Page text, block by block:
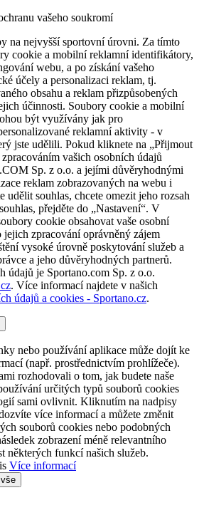
vašeho soukromí
na nejvyšší sportovní úrovni. Za tímto
cookie a mobilní reklamní identifikátory,
webu, a po získání vašeho
účely a personalizaci reklam, tj.
obsahu a reklam přizpůsobených
účinnosti. Soubory cookie a mobilní
být využívány jak pro
reklamní aktivity - v
jste udělili. Pokud kliknete na „Přijmout
vašich osobních údajů
Sp. z o.o. a jejími důvěryhodnými
reklam zobrazovaných na webu i
udělit souhlas, chcete omezit jeho rozsah
přejděte do „Nastavení“. V
cookie obsahovat vaše osobní
jejich zpracování oprávněný zájem
vysoké úrovně poskytování služeb a
a jeho důvěryhodných partnerů.
údajů je Sportano.com Sp. z o.o.
. Více informací najdete v našich
údajů a cookies - Sportano.cz.
nebo používání aplikace může dojít ke
(např. prostřednictvím prohlížeče).
rozhodovali o tom, jak budete naše
určitých typů souborů cookies
sami ovlivnit. Kliknutím na nadpisy
více informací a můžete změnit
souborů cookies nebo podobných
zobrazení méně relevantního
některých funkcí našich služeb.
Více informací